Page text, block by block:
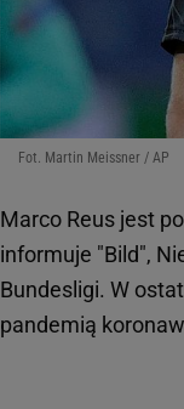
Fot. Martin Meissner / AP
Marco Reus jest
informuje "Bild",
Bundesligi. W
pandemią